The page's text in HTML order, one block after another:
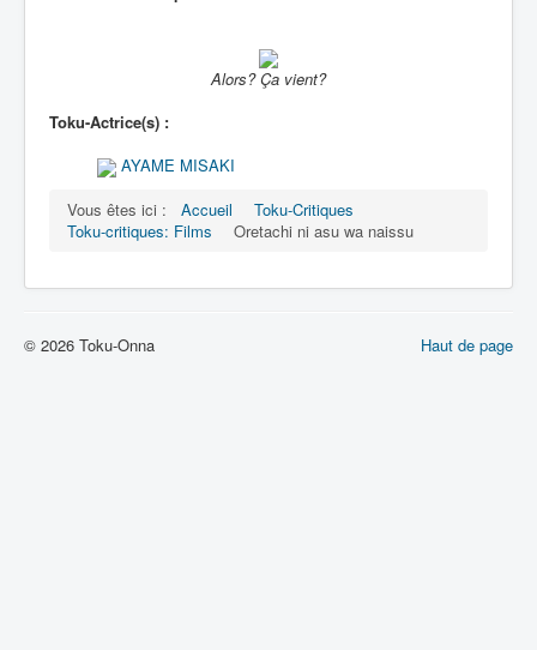
Alors? Ça vient?
Toku-Actrice(s) :
AYAME MISAKI
Vous êtes ici :
Accueil
Toku-Critiques
Toku-critiques: Films
Oretachi ni asu wa naissu
Haut de page
© 2026 Toku-Onna